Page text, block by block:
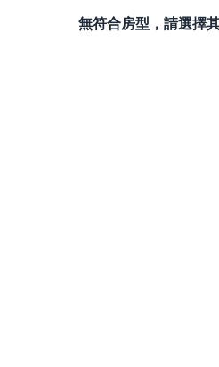
無符合房型，請選擇